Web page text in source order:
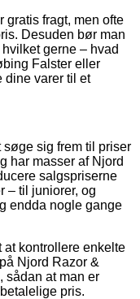
gratis fragt, men ofte
Desuden bør man
gerne – hvad
Falster eller
dine varer til et
søge sig frem til priser
har masser af Njord
salgspriserne
– til juniorer, og
endda nogle gange
kontrollere enkelte
Njord Razor &
sådan at man er
pris.